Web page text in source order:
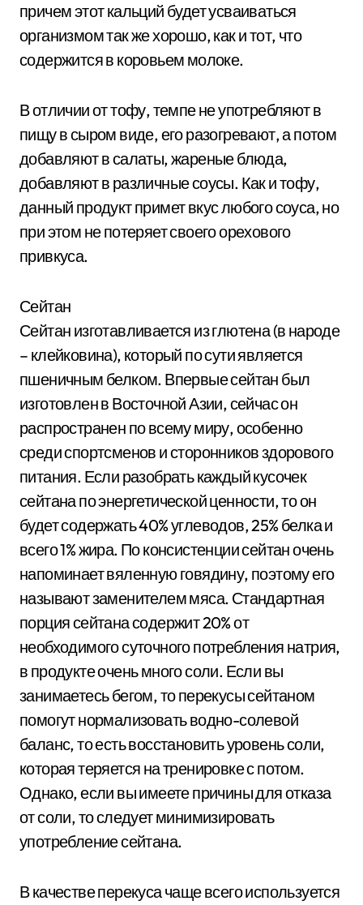
причем этот кальций будет усваиваться
организмом так же хорошо, как и тот, что
содержится в коровьем молоке.
В отличии от тофу, темпе не употребляют в
пищу в сыром виде, его разогревают, а потом
добавляют в салаты, жареные блюда,
добавляют в различные соусы. Как и тофу,
данный продукт примет вкус любого соуса, но
при этом не потеряет своего орехового
привкуса.
Сейтан
Сейтан изготавливается из глютена (в народе
– клейковина), который по сути является
пшеничным белком. Впервые сейтан был
изготовлен в Восточной Азии, сейчас он
распространен по всему миру, особенно
среди спортсменов и сторонников здорового
питания. Если разобрать каждый кусочек
сейтана по энергетической ценности, то он
будет содержать 40% углеводов, 25% белка и
всего 1% жира. По консистенции сейтан очень
напоминает вяленную говядину, поэтому его
называют заменителем мяса. Стандартная
порция сейтана содержит 20% от
необходимого суточного потребления натрия,
в продукте очень много соли. Если вы
занимаетесь бегом, то перекусы сейтаном
помогут нормализовать водно-солевой
баланс, то есть восстановить уровень соли,
которая теряется на тренировке с потом.
Однако, если вы имеете причины для отказа
от соли, то следует минимизировать
употребление сейтана.
В качестве перекуса чаще всего используется